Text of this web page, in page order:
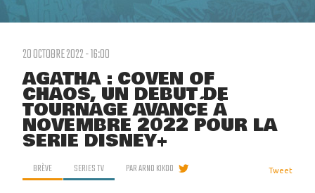
20 OCTOBRE 2022 - 16:00
AGATHA : COVEN OF
CHAOS, UN DÉBUT DE
TOURNAGE AVANCÉ À
NOVEMBRE 2022 POUR LA
SÉRIE DISNEY+
BRÈVE SERIES TV PARARNO KIKOO Tweet